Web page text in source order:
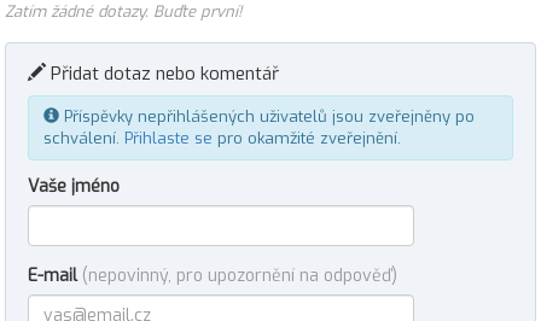
Zatím žádné dotazy. Buďte první!
Přidat dotaz nebo komentář
Příspěvky nepřihlášených uživatelů jsou zveřejněny po
schválení. Přihlaste se pro okamžité zveřejnění.
Vaše jméno
E-mail (nepovinný, pro upozornění na odpověď)